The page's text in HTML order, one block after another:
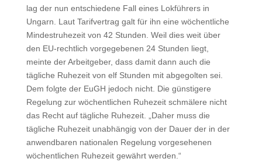
lag der nun entschiedene Fall eines Lokführers in
Ungarn. Laut Tarifvertrag galt für ihn eine wöchentliche
Mindestruhezeit von 42 Stunden. Weil dies weit über
den EU-rechtlich vorgegebenen 24 Stunden liegt,
meinte der Arbeitgeber, dass damit dann auch die
tägliche Ruhezeit von elf Stunden mit abgegolten sei.
Dem folgte der EuGH jedoch nicht. Die günstigere
Regelung zur wöchentlichen Ruhezeit schmälere nicht
das Recht auf tägliche Ruhezeit. „Daher muss die
tägliche Ruhezeit unabhängig von der Dauer der in der
anwendbaren nationalen Regelung vorgesehenen
wöchentlichen Ruhezeit gewährt werden.“